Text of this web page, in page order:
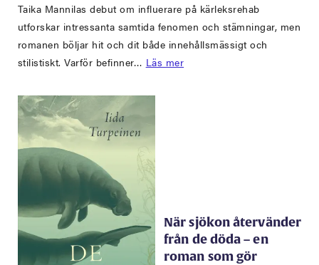
Taika Mannilas debut om influerare på kärleksrehab
utforskar intressanta samtida fenomen och stämningar, men
romanen böljar hit och dit både innehållsmässigt och
stilistiskt. Varför befinner… Läs mer
När sjökon återvänder
från de döda – en
roman som gör